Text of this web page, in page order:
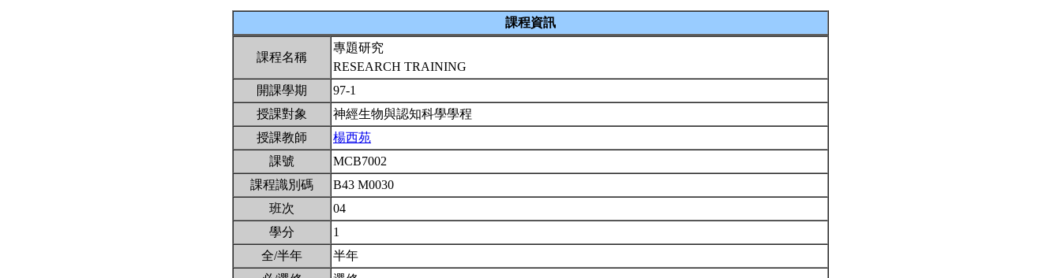
課程資訊
課程名稱
專題研究
RESEARCH TRAINING
開課學期
97-1
授課對象
神經生物與認知科學學程
授課教師
楊西苑
課號
MCB7002
課程識別碼
B43 M0030
班次
04
學分
1
全/半年
半年